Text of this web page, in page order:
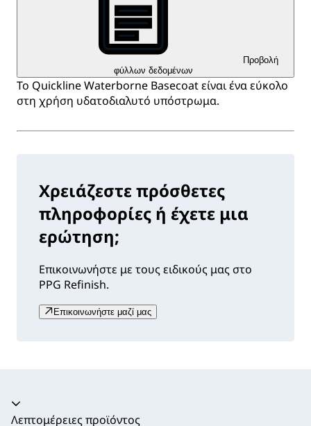
Προβολή
φύλλων δεδομένων
Το Quickline Waterborne Basecoat είναι ένα εύκολο
στη χρήση υδατοδιαλυτό υπόστρωμα.
Χρειάζεστε πρόσθετες
πληροφορίες ή έχετε μια
ερώτηση;
Επικοινωνήστε με τους ειδικούς μας στο
PPG Refinish.
Επικοινωνήστε μαζί μας
Ακορντεόν καταρρεύσει
Λεπτομέρειες προϊόντος